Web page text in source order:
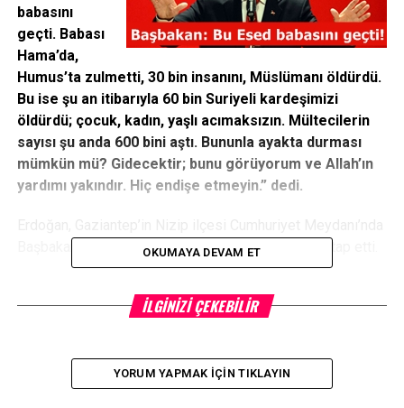
babasını
geçti. Babası
Hama’da,
Humus’ta zulmetti, 30 bin insanını, Müslümanı öldürdü.
Bu ise şu an itibarıyla 60 bin Suriyeli kardeşimizi
öldürdü; çocuk, kadın, yaşlı acımaksızın. Mültecilerin
sayısı şu anda 600 bini aştı. Bununla ayakta durması
mümkün mü? Gidecektir; bunu görüyorum ve Allah’ın
yardımı yakındır. Hiç endişe etmeyin.” dedi.
Başbakanlık otobüsünün üzerinden vatandaşlara hitap etti.
Erdoğan, Suriyelilere ev sahipliği yapan, onlara gönüllerini
Erdoğan, ‘Çünkü bir diktatör kendi vatandaşlarını
OKUMAYA DEVAM ET
İLGINIZI ÇEKEBILIR
YORUM YAPMAK İÇIN TIKLAYIN